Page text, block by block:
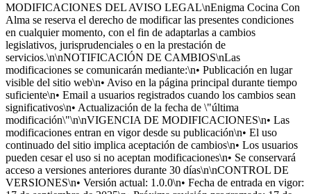
MODIFICACIONES DEL AVISO LEGAL\nEnigma Cocina Con
Alma se reserva el derecho de modificar las presentes condiciones
en cualquier momento, con el fin de adaptarlas a cambios
legislativos, jurisprudenciales o en la prestación de
servicios.\n\nNOTIFICACIÓN DE CAMBIOS\nLas
modificaciones se comunicarán mediante:\n• Publicación en lugar
visible del sitio web\n• Aviso en la página principal durante tiempo
suficiente\n• Email a usuarios registrados cuando los cambios sean
significativos\n• Actualización de la fecha de \"última
modificación\"\n\nVIGENCIA DE MODIFICACIONES\n• Las
modificaciones entran en vigor desde su publicación\n• El uso
continuado del sitio implica aceptación de cambios\n• Los usuarios
pueden cesar el uso si no aceptan modificaciones\n• Se conservará
acceso a versiones anteriores durante 30 días\n\nCONTROL DE
VERSIONES\n• Versión actual: 1.0.0\n• Fecha de entrada en vigor: